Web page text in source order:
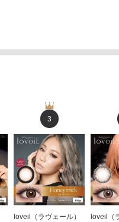
3
loveil（ラヴェール）
loveil（